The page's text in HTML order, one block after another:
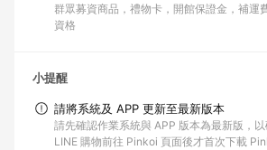
群眾募資商品，禮物卡，開館保證金，補運
資格
小提醒
請將系統及 APP 更新至最新版本
請先確認作業系統與 APP 版本為最新版，
LINE 購物前往 Pinkoi 頁面後才首次下載